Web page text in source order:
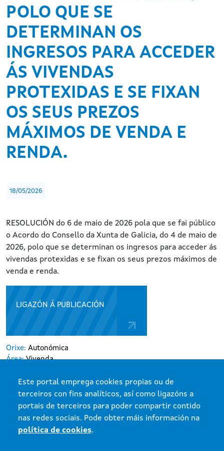
Este portal emprega cookies propias ou de
terceiros con fins analíticos, así como ligazóns a
portais de terceiros para poder compartir contido
nas redes sociais. Pode obter máis información na
política de cookies.
POLO QUE SE
DETERMINAN OS
INGRESOS PARA ACCEDER
ÁS VIVENDAS
PROTEXIDAS E SE FIXAN
OS SEUS PREZOS
MÁXIMOS DE VENDA E
RENDA.
18/05/2026
RESOLUCIÓN do 6 de maio de 2026 pola que se fai público
o Acordo do Consello da Xunta de Galicia, do 4 de maio de
2026, polo que se determinan os ingresos para acceder ás
vivendas protexidas e se fixan os seus prezos máximos de
venda e renda.
LIGAZÓN Á PUBLICACIÓN
Orixe: Autonómica
Área:Vivenda
Organización:vivenda
Tipo disposición:Resolución